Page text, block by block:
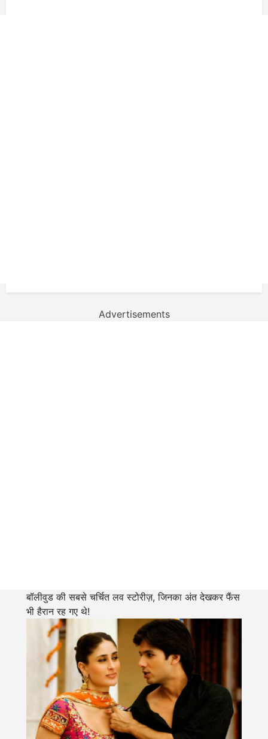
Advertisements
बॉलीवुड की सबसे चर्चित लव स्टोरीज़, जिनका अंत देखकर फैंस
भी हैरान रह गए थे!